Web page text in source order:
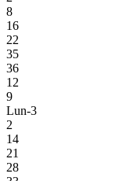
8
16
22
35
36
12
9
Lun-3
2
14
21
28